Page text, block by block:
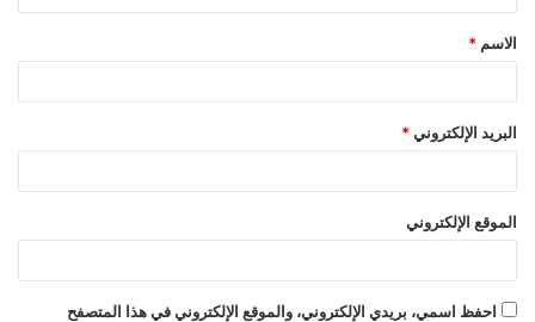
ق
*
الاسم *
البريد الإلكتروني *
الموقع الإلكتروني
احفظ اسمي، بريدي الإلكتروني، والموقع الإلكتروني في هذا المتصفح